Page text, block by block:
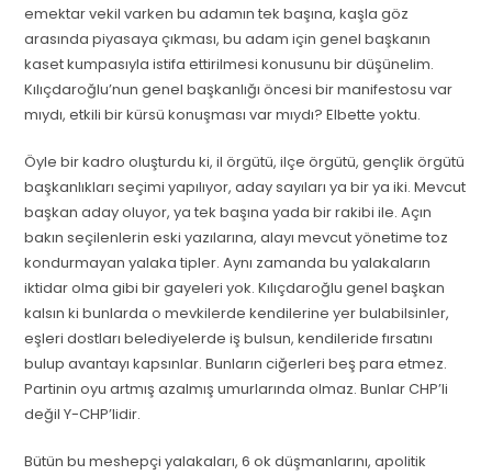
emektar vekil varken bu adamın tek başına, kaşla göz
arasında piyasaya çıkması, bu adam için genel başkanın
kaset kumpasıyla istifa ettirilmesi konusunu bir düşünelim.
Kılıçdaroğlu’nun genel başkanlığı öncesi bir manifestosu var
mıydı, etkili bir kürsü konuşması var mıydı? Elbette yoktu.
Öyle bir kadro oluşturdu ki, il örgütü, ilçe örgütü, gençlik örgütü
başkanlıkları seçimi yapılıyor, aday sayıları ya bir ya iki. Mevcut
başkan aday oluyor, ya tek başına yada bir rakibi ile. Açın
bakın seçilenlerin eski yazılarına, alayı mevcut yönetime toz
kondurmayan yalaka tipler. Aynı zamanda bu yalakaların
iktidar olma gibi bir gayeleri yok. Kılıçdaroğlu genel başkan
kalsın ki bunlarda o mevkilerde kendilerine yer bulabilsinler,
eşleri dostları belediyelerde iş bulsun, kendileride fırsatını
bulup avantayı kapsınlar. Bunların ciğerleri beş para etmez.
Partinin oyu artmış azalmış umurlarında olmaz. Bunlar CHP’li
değil Y-CHP’lidir.
Bütün bu meshepçi yalakaları, 6 ok düşmanlarını, apolitik